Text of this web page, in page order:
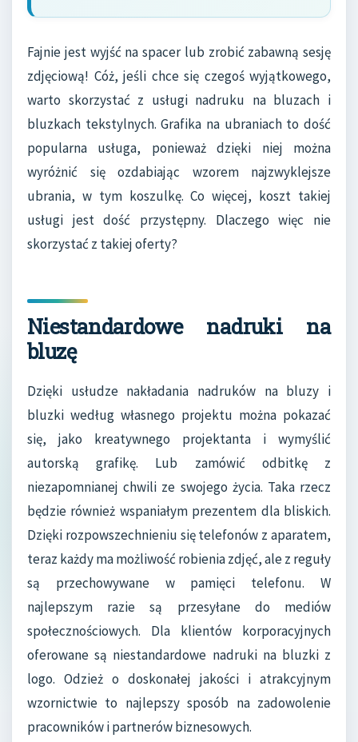
Fajnie jest wyjść na spacer lub zrobić zabawną sesję
zdjęciową! Cóż, jeśli chce się czegoś wyjątkowego,
warto skorzystać z usługi nadruku na bluzach i
bluzkach tekstylnych. Grafika na ubraniach to dość
popularna usługa, ponieważ dzięki niej można
wyróżnić się ozdabiając wzorem najzwyklejsze
ubrania, w tym koszulkę. Co więcej, koszt takiej
usługi jest dość przystępny. Dlaczego więc nie
skorzystać z takiej oferty?
Niestandardowe nadruki na
bluzę
Dzięki usłudze nakładania nadruków na bluzy i
bluzki według własnego projektu można pokazać
się, jako kreatywnego projektanta i wymyślić
autorską grafikę. Lub zamówić odbitkę z
niezapomnianej chwili ze swojego życia. Taka rzecz
będzie również wspaniałym prezentem dla bliskich.
Dzięki rozpowszechnieniu się telefonów z aparatem,
teraz każdy ma możliwość robienia zdjęć, ale z reguły
są przechowywane w pamięci telefonu. W
najlepszym razie są przesyłane do mediów
społecznościowych. Dla klientów korporacyjnych
oferowane są niestandardowe nadruki na bluzki z
logo. Odzież o doskonałej jakości i atrakcyjnym
wzornictwie to najlepszy sposób na zadowolenie
pracowników i partnerów biznesowych.